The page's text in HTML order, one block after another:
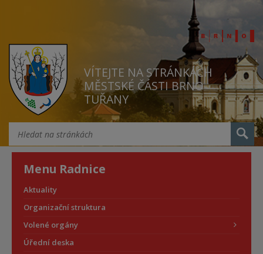
VÍTEJTE NA STRÁNKÁCH
MĚSTSKÉ ČÁSTI BRNO
TUŘANY
Menu Radnice
Aktuality
Organizační struktura
Volené orgány
Úřední deska